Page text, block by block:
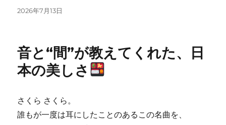
投
2026年7月13日
音と“間”が教えてくれた、日
本の美しさ
さくら さくら。
誰もが一度は耳にしたことのあるこの名曲を、